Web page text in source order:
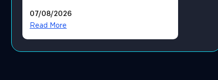
โดยตรง
07/08/2026
Read More